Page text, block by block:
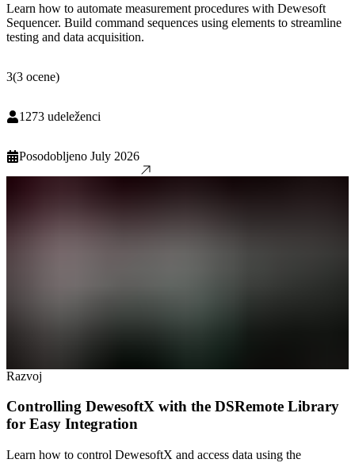
Learn how to automate measurement procedures with Dewesoft
Sequencer. Build command sequences using elements to streamline
testing and data acquisition.
3(3 ocene)
1273 udeleženci
Posodobljeno July 2026
Razvoj
Controlling DewesoftX with the DSRemote Library
for Easy Integration
Learn how to control DewesoftX and access data using the